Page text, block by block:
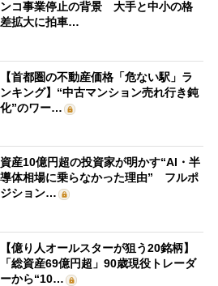
ンコ事業停止の背景 大手と中小の格
差拡大に拍車…
【首都圏の不動産価格「危ない駅」ラ
ンキング】“中古マンション売れ行き鈍
化”のワー…
資産10億円超の投資家が明かす“AI・半
導体相場に乗らなかった理由” フルポ
ジション…
【億り人オールスターが狙う20銘柄】
「総資産69億円超」90歳現役トレーダ
ーから“10…